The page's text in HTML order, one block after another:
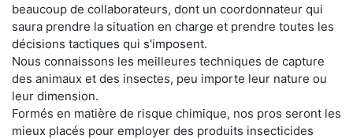
beaucoup de collaborateurs, dont un coordonnateur qui
saura prendre la situation en charge et prendre toutes les
décisions tactiques qui s'imposent.
Nous connaissons les meilleures techniques de capture
des animaux et des insectes, peu importe leur nature ou
leur dimension.
Formés en matière de risque chimique, nos pros seront les
mieux placés pour employer des produits insecticides